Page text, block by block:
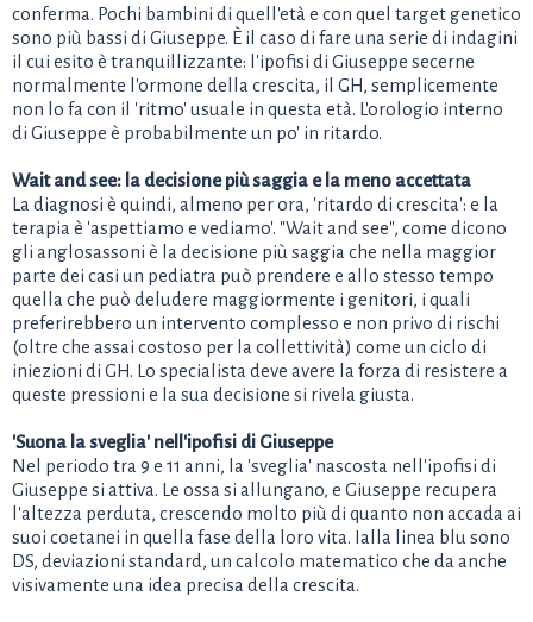
conferma. Pochi bambini di quell'età e con quel target genetico
sono più bassi di Giuseppe. È il caso di fare una serie di indagini
il cui esito è tranquillizzante: l'ipofisi di Giuseppe secerne
normalmente l'ormone della crescita, il GH, semplicemente
non lo fa con il 'ritmo' usuale in questa età. L'orologio interno
di Giuseppe è probabilmente un po' in ritardo.
Wait and see: la decisione più saggia e la meno accettata
La diagnosi è quindi, almeno per ora, 'ritardo di crescita': e la
terapia è 'aspettiamo e vediamo'. "Wait and see", come dicono
gli anglosassoni è la decisione più saggia che nella maggior
parte dei casi un pediatra può prendere e allo stesso tempo
quella che può deludere maggiormente i genitori, i quali
preferirebbero un intervento complesso e non privo di rischi
(oltre che assai costoso per la collettività) come un ciclo di
iniezioni di GH. Lo specialista deve avere la forza di resistere a
queste pressioni e la sua decisione si rivela giusta.
'Suona la sveglia' nell'ipofisi di Giuseppe
Nel periodo tra 9 e 11 anni, la 'sveglia' nascosta nell'ipofisi di
Giuseppe si attiva. Le ossa si allungano, e Giuseppe recupera
l'altezza perduta, crescendo molto più di quanto non accada ai
suoi coetanei in quella fase della loro vita. Ialla linea blu sono
DS, deviazioni standard, un calcolo matematico che da anche
visivamente una idea precisa della crescita.